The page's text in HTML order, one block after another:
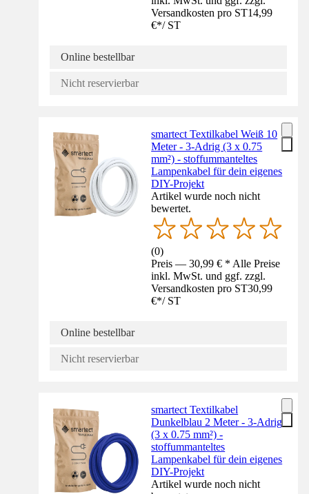
Versandkosten pro ST14,99
€*/ ST
Online bestellbar
Nicht reservierbar
smartect Textilkabel Weiß 10
Meter - 3-Adrig (3 x 0.75
mm²) - stoffummanteltes
Lampenkabel für dein eigenes
DIY-Projekt
Artikel wurde noch nicht
bewertet.
(0)
Preis — 30,99 € * Alle Preise
inkl. MwSt. und ggf. zzgl.
Versandkosten pro ST30,99
€*/ ST
Online bestellbar
Nicht reservierbar
smartect Textilkabel
Dunkelblau 2 Meter - 3-Adrig
(3 x 0.75 mm²) -
stoffummanteltes
Lampenkabel für dein eigenes
DIY-Projekt
Artikel wurde noch nicht